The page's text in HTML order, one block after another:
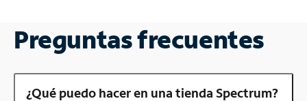
Preguntas frecuentes
¿Qué puedo hacer en una tienda Spectrum?